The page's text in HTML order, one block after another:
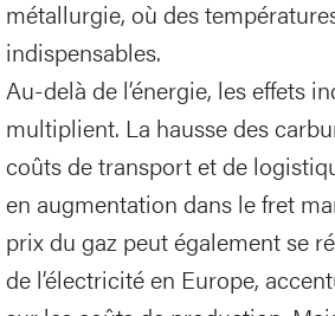
métallurgie, où des
indispensables.
Au-delà de l’énergie, les effets
multiplient. La hausse des
coûts de transport et de
en augmentation dans le fret
prix du gaz peut également se
de l’électricité en Europe,